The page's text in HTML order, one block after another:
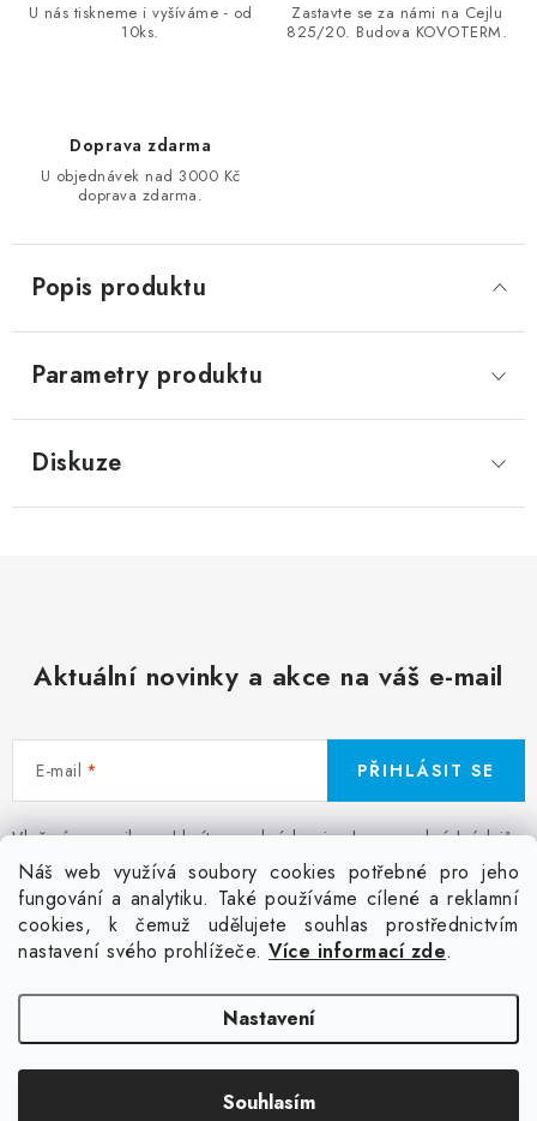
Náš web využívá soubory cookies potřebné pro jeho
fungování a analytiku. Také používáme cílené a reklamní
cookies, k čemuž udělujete souhlas prostřednictvím
nastavení svého prohlížeče. Více informací zde.
Nastavení
Souhlasím
U nás tiskneme i vyšíváme - od
10ks.
Zastavte se za námi na Cejlu
825/20. Budova KOVOTERM.
Doprava zdarma
U objednávek nad 3000 Kč
doprava zdarma.
Popis produktu
Parametry produktu
Diskuze
Aktuální novinky a akce na váš e-mail
E-mail
Vložením e-mailu souhlasíte spodmínkami ochrany osobních údajů
PŘIHLÁSIT SE
Facebook Kontakt Jak nakupovat
Poptávka potisku textilu
Akce a slevy GDPR + cookies Obchodní podmínky
Doprava
Copyright 2026Colordot.cz. Všechna práva vyhrazena.Upravit nastavení
cookies